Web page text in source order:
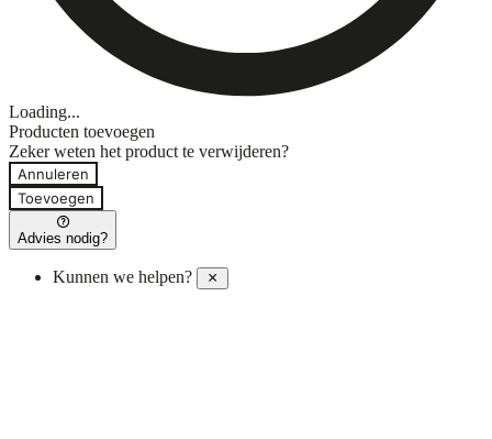
Loading...
Producten toevoegen
Zeker weten het product te verwijderen?
Annuleren
Toevoegen
Advies nodig?
Kunnen we helpen?